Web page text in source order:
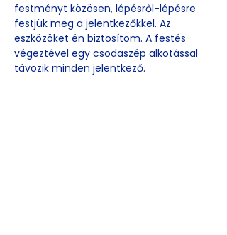
festményt közösen, lépésről-lépésre
festjük meg a jelentkezőkkel. Az
eszközöket én biztosítom. A festés
végeztével egy csodaszép alkotással
távozik minden jelentkező.